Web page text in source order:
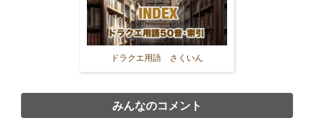
ドラクエ用語 さくいん
みんなのコメント